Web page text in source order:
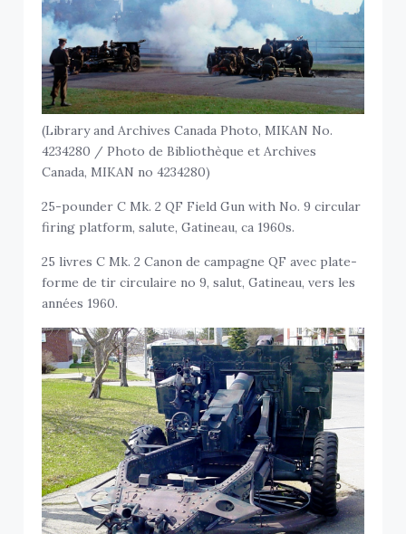
(Library and Archives Canada Photo, MIKAN No.
4234280 / Photo de Bibliothèque et Archives
Canada, MIKAN no 4234280)
25-pounder C Mk. 2 QF Field Gun with No. 9 circular
firing platform, salute, Gatineau, ca 1960s.
25 livres C Mk. 2 Canon de campagne QF avec plate-
forme de tir circulaire no 9, salut, Gatineau, vers les
années 1960.